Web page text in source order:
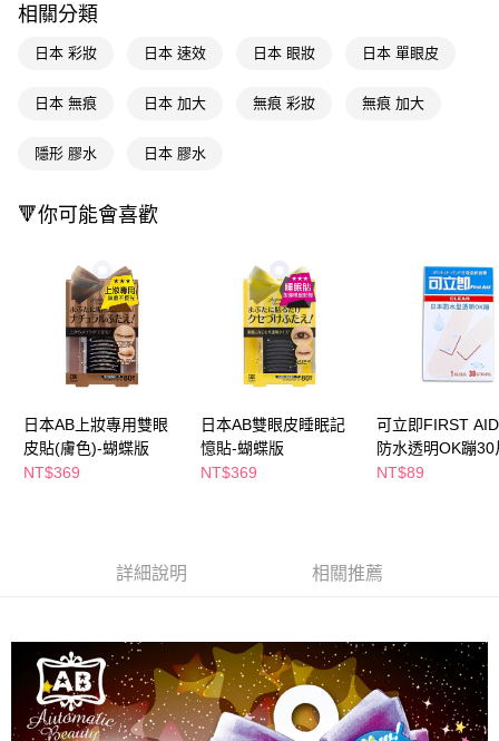
AFTEE先享後付是「在收到商品之後才付款」的支付方式。 讓您購物簡單
１．簡單：不需註冊會員、不需綁卡、不需儲值。
１．於結帳方式選擇「AFTEE先享後付」後，將跳轉至「AFTEE先享後付」
３．收到繳費通知簡訊後14天內，點擊此簡訊中的連結，可透過四大超商／
購買商品的店家。未經商家同意取消之訂單仍視為有效，需透過AFTEE先享
後付繳納相關費用。
※ 交易是否成功請以「AFTEE先享後付 」之結帳頁面顯示為準，若有關於
是否繳費成功／繳費後需取消欲退款等相關疑問，請聯繫「AFTEE先享後付
客戶支援中心」https://netprotections.freshdesk.com/support/home
【注意事項】
易，需依本服務之必要範圍內提供個人資料，並將交易相關給付款項請求債
權轉讓予恩沛科技股份有限公司。
２．關於個人資料處理事宜，請瀏覽以下網址：
４．使用「AFTEE先享後付」時，將依據個別帳號之用戶狀況，依本公司即
恩沛科技股份有限公司將有權停止該用戶之使用額度並採取法律行動。
即享券
運送方式
全家取貨付款
每筆NT$65，滿NT$390(含以上)免運費
每筆NT$65，滿NT$490(含以上)免運費
付款後萊爾富取貨
每筆NT$65，滿NT$490(含以上)免運費
7-11取貨付款
每筆NT$65，滿NT$490(含以上)免運費
付款後7-11取貨
相關分類
日本 彩妝 日本 速效 日本 眼妝 日本 單眼皮
日本 無痕 日本 加大 無痕 彩妝 無痕 加大
隱形 膠水 日本 膠水
🔻你可能會喜歡
日本AB上妝專用雙眼
皮貼(膚色)-蝴蝶版
NT$369
日本AB雙眼皮睡眠記
憶貼-蝴蝶版
NT$369
可立即FIRST
防水透明OK蹦30
NT$89
詳細說明 相關推薦